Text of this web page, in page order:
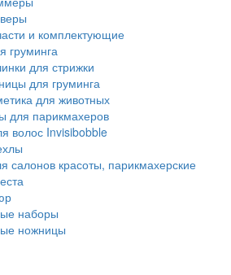
и комплектующие
груминга
для стрижки
для груминга
для животных
для парикмахеров
волос Invisibobble
салонов красоты, парикмахерские
наборы
ножницы